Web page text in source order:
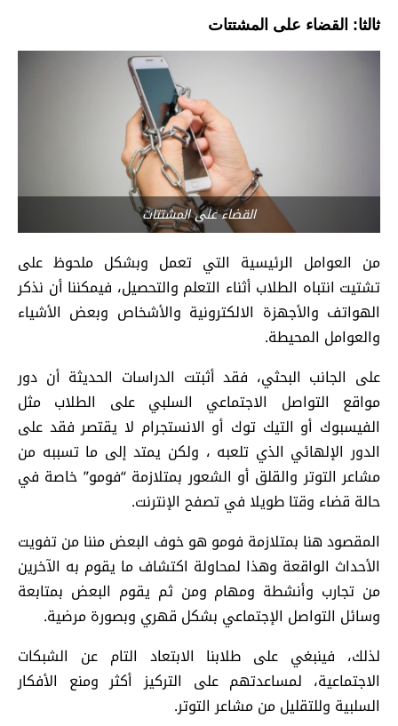
ثالثا: القضاء على المشتتات
القضاء على المشتتات
من العوامل الرئيسية التي تعمل وبشكل ملحوظ على
تشتيت انتباه الطلاب أثناء التعلم والتحصيل، فيمكننا أن نذكر
الهواتف والأجهزة الالكترونية والأشخاص وبعض الأشياء
والعوامل المحيطة.
على الجانب البحثي، فقد أثبتت الدراسات الحديثة أن دور
مواقع التواصل الاجتماعي السلبي على الطلاب مثل
الفيسبوك أو التيك توك أو الانستجرام لا يقتصر فقد على
الدور الإلهائي الذي تلعبه ، ولكن يمتد إلى ما تسببه من
مشاعر التوتر والقلق أو الشعور بمتلازمة “فومو” خاصة في
حالة قضاء وقتا طويلا في تصفح الإنترنت.
المقصود هنا بمتلازمة فومو هو خوف البعض مننا من تفويت
الأحداث الواقعة وهذا لمحاولة اكتشاف ما يقوم به الآخرين
من تجارب وأنشطة ومهام ومن ثم يقوم البعض بمتابعة
وسائل التواصل الإجتماعي بشكل قهري وبصورة مرضية.
لذلك، فينبغي على طلابنا الابتعاد التام عن الشبكات
الاجتماعية، لمساعدتهم على التركيز أكثر ومنع الأفكار
السلبية وللتقليل من مشاعر التوتر.